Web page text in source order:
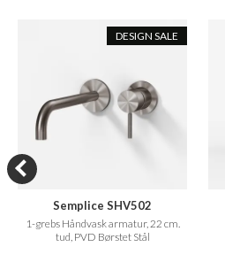
DESIGN SALE
Semplice SHV502
1-grebs Håndvask armatur, 22 cm.
tud, PVD Børstet Stål